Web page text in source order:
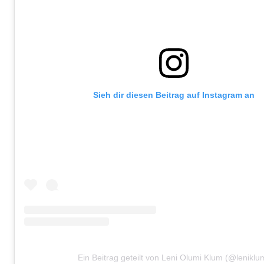
Sieh dir diesen Beitrag auf Instagram an
Ein Beitrag geteilt von Leni Olumi Klum